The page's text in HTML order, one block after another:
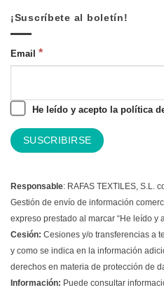
¡Suscríbete al boletín!
Email *
He leído y acepto la política
Responsable: RAFAS TEXTILES, S.L.
Gestión de envío de información
expreso prestado al marcar “He leído y
Cesión: Cesiones y/o transferencias a
y como se indica en la información
derechos en materia de protección de
Información: Puede consultar